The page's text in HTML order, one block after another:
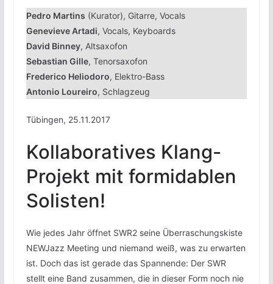
Pedro Martins (Kurator), Gitarre, Vocals
Genevieve Artadi, Vocals, Keyboards
David Binney, Altsaxofon
Sebastian Gille, Tenorsaxofon
Frederico Heliodoro, Elektro-Bass
Antonio Loureiro, Schlagzeug
Tübingen, 25.11.2017
Kollaboratives Klang-
Projekt mit formidablen
Solisten!
Wie jedes Jahr öffnet SWR2 seine Überraschungskiste
NEWJazz Meeting und niemand weiß, was zu erwarten
ist. Doch das ist gerade das Spannende: Der SWR
stellt eine Band zusammen, die in dieser Form noch nie